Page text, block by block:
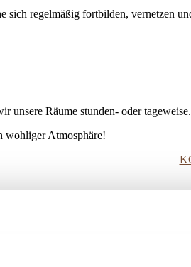
regelmäßig fortbilden, vernetzen
unsere Räume stunden- oder tageweise.
wohliger Atmosphäre!